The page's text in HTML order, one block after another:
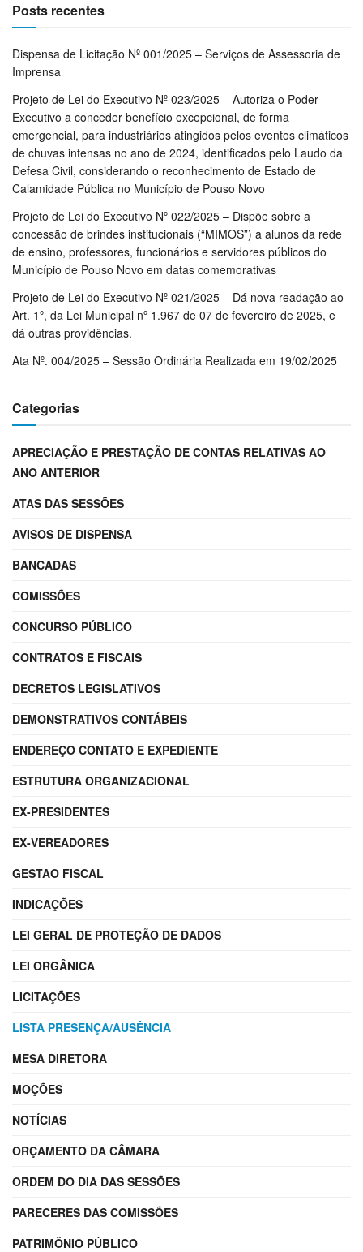
Posts recentes
Dispensa de Licitação Nº 001/2025 – Serviços de Assessoria de
Imprensa
Projeto de Lei do Executivo Nº 023/2025 – Autoriza o Poder
Executivo a conceder benefício excepcional, de forma
emergencial, para industriários atingidos pelos eventos climáticos
de chuvas intensas no ano de 2024, identificados pelo Laudo da
Defesa Civil, considerando o reconhecimento de Estado de
Calamidade Pública no Município de Pouso Novo
Projeto de Lei do Executivo Nº 022/2025 – Dispõe sobre a
concessão de brindes institucionais (“MIMOS”) a alunos da rede
de ensino, professores, funcionários e servidores públicos do
Município de Pouso Novo em datas comemorativas
Projeto de Lei do Executivo Nº 021/2025 – Dá nova readação ao
Art. 1º, da Lei Municipal nº 1.967 de 07 de fevereiro de 2025, e
dá outras providências.
Ata Nº. 004/2025 – Sessão Ordinária Realizada em 19/02/2025
Categorias
APRECIAÇÃO E PRESTAÇÃO DE CONTAS RELATIVAS AO
ANO ANTERIOR
ATAS DAS SESSÕES
AVISOS DE DISPENSA
BANCADAS
COMISSÕES
CONCURSO PÚBLICO
CONTRATOS E FISCAIS
DECRETOS LEGISLATIVOS
DEMONSTRATIVOS CONTÁBEIS
ENDEREÇO CONTATO E EXPEDIENTE
ESTRUTURA ORGANIZACIONAL
EX-PRESIDENTES
EX-VEREADORES
GESTAO FISCAL
INDICAÇÕES
LEI GERAL DE PROTEÇÃO DE DADOS
LEI ORGÂNICA
LICITAÇÕES
LISTA PRESENÇA/AUSÊNCIA
MESA DIRETORA
MOÇÕES
NOTÍCIAS
ORÇAMENTO DA CÂMARA
ORDEM DO DIA DAS SESSÕES
PARECERES DAS COMISSÕES
PATRIMÔNIO PÚBLICO